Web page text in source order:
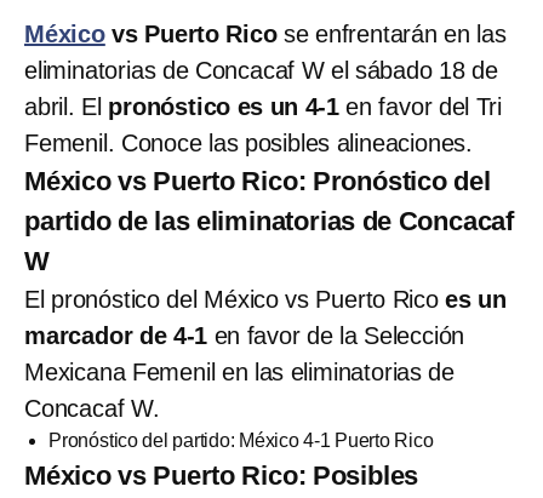
Méxicovs Puerto Ricose enfrentarán en las
eliminatorias de Concacaf W el sábado 18 de
abril. El pronóstico es un 4-1 en favor del Tri
Femenil. Conoce las posibles alineaciones.
México vs Puerto Rico: Pronóstico del
partido de las eliminatorias de Concacaf
W
El pronóstico del México vs Puerto Ricoes un
marcador de 4-1 en favor de la Selección
Mexicana Femenil en las eliminatorias de
Concacaf W.
Pronóstico del partido: México 4-1 Puerto Rico
México vs Puerto Rico: Posibles